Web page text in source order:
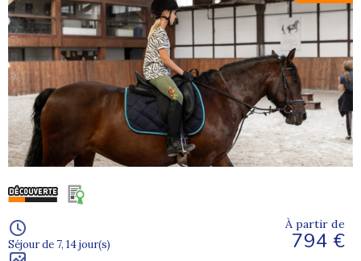
Séjour de 7, 14 jour(s)
À partir de
794 €